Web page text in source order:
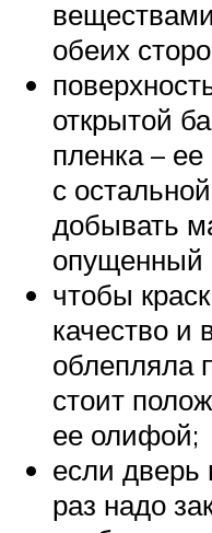
обеих
открытой
пленка –
с
добывать
опущенный
чтобы
качество и
облепляла
стоит
ее олифой;
если дверь
раз надо